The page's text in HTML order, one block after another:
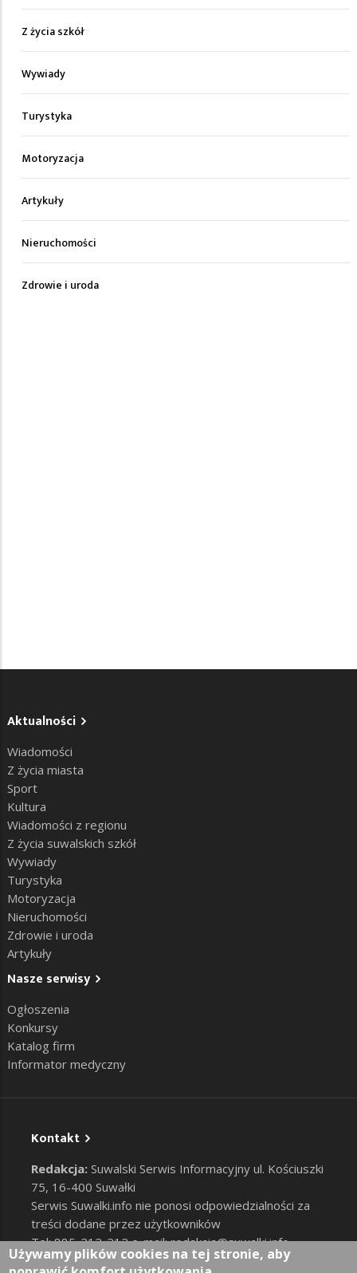
Z życia szkół
Wywiady
Turystyka
Motoryzacja
Artykuły
Nieruchomości
Zdrowie i uroda
Aktualności
Wiadomości
Z życia miasta
Sport
Kultura
Wiadomości z regionu
Z życia suwalskich szkół
Wywiady
Turystyka
Motoryzacja
Nieruchomości
Zdrowie i uroda
Artykuły
Nasze serwisy
Ogłoszenia
Konkursy
Katalog firm
Informator medyczny
Kontakt
Redakcja: Suwalski Serwis Informacyjny ul. Kościuszki
75, 16-400 Suwałki
Serwis Suwalki.info nie ponosi odpowiedzialności za
treści dodane przez użytkowników
Tel: 885-212-212 e-mail:redakcja@suwalki.info,
reklama@suwalki.info
Używamy plików cookies na tej stronie, aby